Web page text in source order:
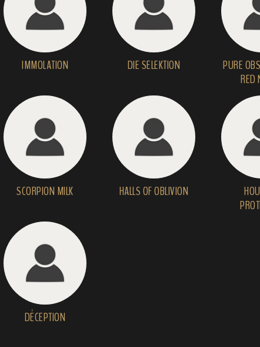
IMMOLATION DIE SELEKTION
PURE
RED
SCORPION MILK HALLS OF OBLIVION
DÉCEPTION